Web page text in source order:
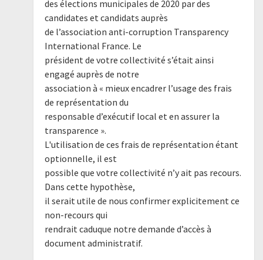
des élections municipales de 2020 par des
candidates et candidats auprès
de l’association anti-corruption Transparency
International France. Le
président de votre collectivité s’était ainsi
engagé auprès de notre
association à « mieux encadrer l’usage des frais
de représentation du
responsable d’exécutif local et en assurer la
transparence ».
L'utilisation de ces frais de représentation étant
optionnelle, il est
possible que votre collectivité n’y ait pas recours.
Dans cette hypothèse,
il serait utile de nous confirmer explicitement ce
non-recours qui
rendrait caduque notre demande d’accès à
document administratif.